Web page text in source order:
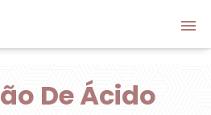
De Ácido